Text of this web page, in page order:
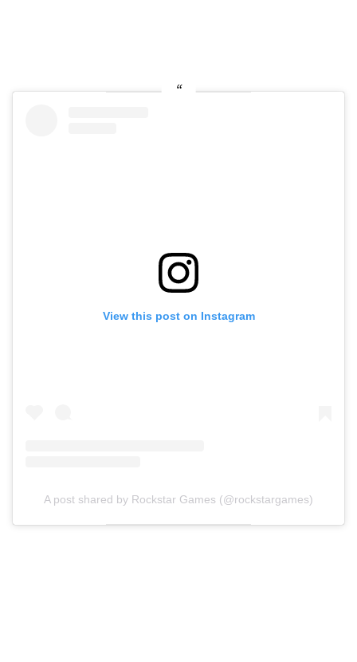
View this post on Instagram
A post shared by Rockstar Games (@rockstargames)